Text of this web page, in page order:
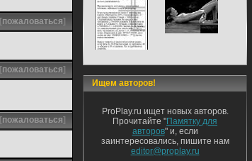
[пожаловаться]
[пожаловаться]
[пожаловаться]
Ищем авторов!
ProPlay.ru ищет новых авторов.
Прочитайте "Памятку для
авторов" и, если
заинтересовались, пишите нам
editor@proplay.ru